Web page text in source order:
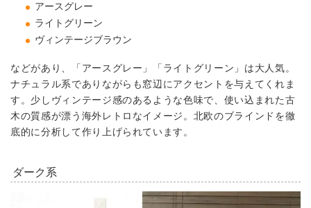
アースグレー
ライトグリーン
ヴィンテージブラウン
などがあり、「アースグレー」「ライトグリーン」は大人気。
ナチュラル系でありながらも窓辺にアクセントを与えてくれま
す。少しヴィンテージ感のあるような色味で、使い込まれた古
木の質感が漂う海外レトロなイメージ。北欧のブラインドを徹
底的に分析して作り上げられています。
ダーク系